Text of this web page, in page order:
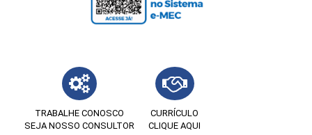
TRABALHE CONOSCO
SEJA NOSSO CONSULTOR
CURRÍCULO
CLIQUE AQUI